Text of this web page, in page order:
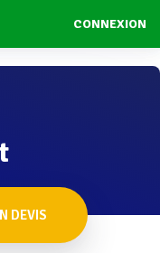
CONNEXION
DEVIS